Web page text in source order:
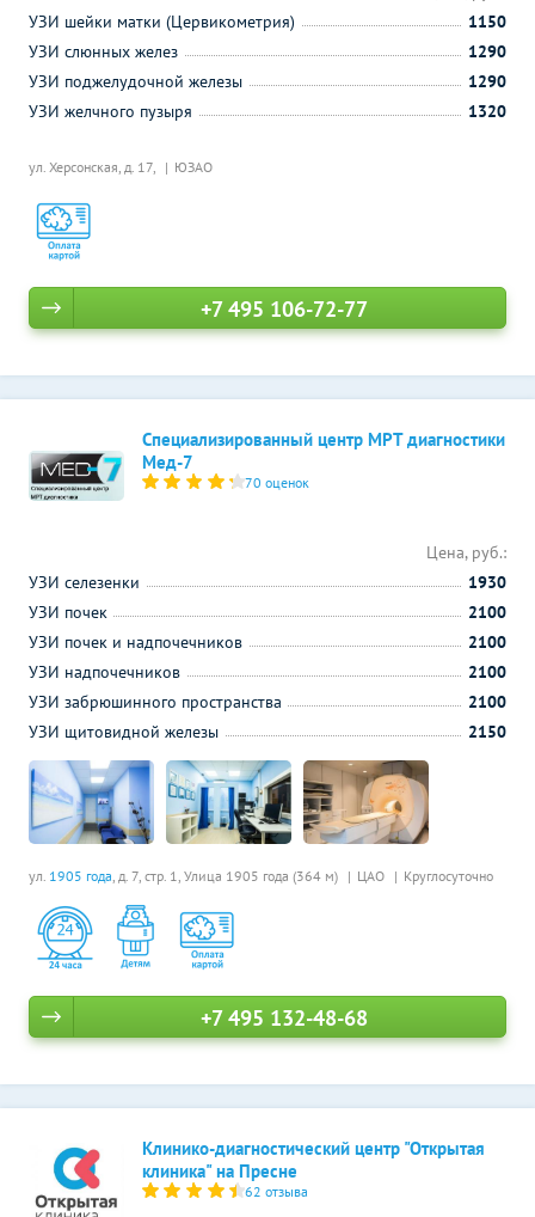
ул. Херсонская, д. 17, ЮЗАО
УЗИ шейки матки (Цервикометрия)
1150
УЗИ слюнных желез
1290
УЗИ поджелудочной железы
1290
УЗИ желчного пузыря
1320
+7 495 106-72-77
Специализированный центр МРТ диагностики
Мед-7
70 оценок
ул. 1905 года, д. 7, стр. 1, Улица 1905 года (364 м) ЦАО Круглосуточно
Цена, руб.:
УЗИ селезенки
1930
УЗИ почек
2100
УЗИ почек и надпочечников
2100
УЗИ надпочечников
2100
УЗИ забрюшинного пространства
2100
УЗИ щитовидной железы
2150
+7 495 132-48-68
Клинико-диагностический центр "Открытая
клиника" на Пресне
62 отзыва